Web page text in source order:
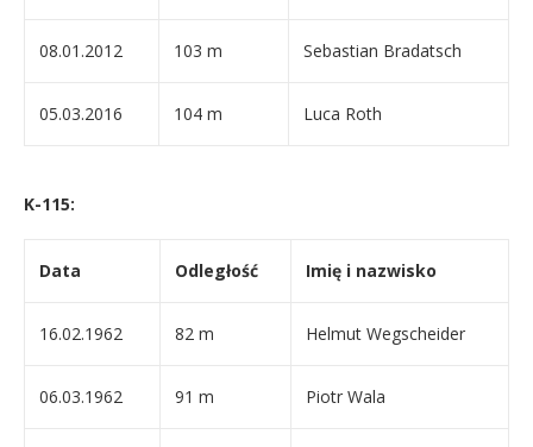
08.01.2012 103 m Sebastian Bradatsch
05.03.2016 104 m Luca Roth
K-115:
Data Odległość Imię i nazwisko
16.02.1962 82 m Helmut Wegscheider
06.03.1962 91 m Piotr Wala